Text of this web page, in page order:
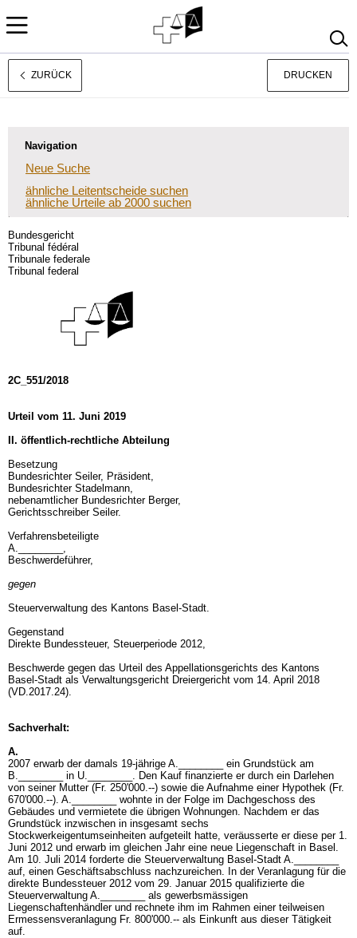
Français
ZURÜCK DRUCKEN
Navigation
Neue Suche
ähnliche Leitentscheide suchen
ähnliche Urteile ab 2000 suchen
Bundesgericht
Tribunal fédéral
Tribunale federale
Tribunal federal
2C_551/2018
Urteil vom 11. Juni 2019
II. öffentlich-rechtliche Abteilung
Besetzung
Bundesrichter Seiler, Präsident,
Bundesrichter Stadelmann,
nebenamtlicher Bundesrichter Berger,
Gerichtsschreiber Seiler.
Verfahrensbeteiligte
A.________,
Beschwerdeführer,
gegen
Steuerverwaltung des Kantons Basel-Stadt.
Gegenstand
Direkte Bundessteuer, Steuerperiode 2012,
Beschwerde gegen das Urteil des Appellationsgerichts des Kantons
Basel-Stadt als Verwaltungsgericht Dreiergericht vom 14. April 2018
(VD.2017.24).
Sachverhalt:
A.
2007 erwarb der damals 19-jährige A.________ ein Grundstück am
B.________ in U.________. Den Kauf finanzierte er durch ein Darlehen
von seiner Mutter (Fr. 250'000.--) sowie die Aufnahme einer Hypothek (Fr.
670'000.--). A.________ wohnte in der Folge im Dachgeschoss des
Gebäudes und vermietete die übrigen Wohnungen. Nachdem er das
Grundstück inzwischen in insgesamt sechs
Stockwerkeigentumseinheiten aufgeteilt hatte, veräusserte er diese per 1.
Juni 2012 und erwarb im gleichen Jahr eine neue Liegenschaft in Basel.
Am 10. Juli 2014 forderte die Steuerverwaltung Basel-Stadt A.________
auf, einen Geschäftsabschluss nachzureichen. In der Veranlagung für die
direkte Bundessteuer 2012 vom 29. Januar 2015 qualifizierte die
Steuerverwaltung A.________ als gewerbsmässigen
Liegenschaftenhändler und rechnete ihm im Rahmen einer teilweisen
Ermessensveranlagung Fr. 800'000.-- als Einkunft aus dieser Tätigkeit
auf.